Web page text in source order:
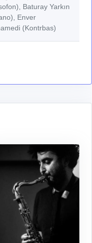
Baturay Yarkın
Enver
(Kontrbas)